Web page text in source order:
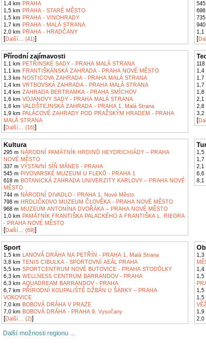
1,4 km PRAHA
1,5 km PRAHA - STARÉ MĚSTO
1,5 km PRAHA - VINOHRADY
1,7 km PRAHA - MALÁ STRANA
2,0 km PRAHA - HRADČANY
[Další... (41)]
1,1
[
Přírodní zajímavosti
1,1 km PETŘÍNSKÉ SADY - PRAHA MALÁ STRANA
1,1 km FRANTIŠKÁNSKÁ ZAHRADA - PRAHA NOVÉ MĚSTO
1,3 km NOSTICOVA ZAHRADA - PRAHA MALÁ STRANA
1,4 km VRTBOVSKÁ ZAHRADA - PRAHA MALÁ STRANA
1,4 km ZAHRADA BERTRAMKA - PRAHA SMÍCHOV
1,6 km VOJANOVY SADY - PRAHA MALÁ STRANA
1,8 km VALDŠTEJNSKÁ ZAHRADA - PRAHA 1, Malá Strana
1,9 km PALÁCOVÉ ZAHRADY POD PRAŽSKÝM HRADEM - PRAHA
MALÁ STRANA
[Další... (16)]
118
1,4
1,7
1,7
1,8
2,1
2,8
3,2
[
Kultura
295 m NÁRODNÍ PAMÁTNÍK HRDINŮ HEYDRICHIÁDY – PRAHA
NOVÉ MĚSTO
337 m VÝSTAVNÍ SÍŇ MÁNES - PRAHA
545 m PIVOVARSKÉ MUZEUM U FLEKŮ - PRAHA 1
618 m BOTANICKÁ ZAHRADA UNIVERZITY KARLOVY – PRAHA NOVÉ
MĚSTO
744 m NÁRODNÍ DIVADLO - PRAHA 1, Nové Město
798 m HRDLIČKOVO MUZEUM ČLOVĚKA - PRAHA NOVÉ MĚSTO
968 m MUZEUM ANTONÍNA DVOŘÁKA – PRAHA NOVÉ MĚSTO
1,0 km PAMÁTNÍK FRANTIŠKA PALACKÉHO A FRANTIŠKA L. RIEGRA
- PRAHA NOVÉ MĚSTO
[Další... (69)]
1,5
1,7
2,1
6,6
8,1
Sport
1,5 km LANOVÁ DRÁHA NA PETŘÍN - PRAHA 1, Malá Strana
3,8 km TENIS CIBULKA - SPORTOVNÍ AEÁL PRAHA
5,5 km SPORTCENTRUM NOVÉ BUTOVICE - PRAHA STODŮLKY
6,3 km WELLNESS CENTRUM BARRANDOV - PRAHA
6,3 km AQUADREAM BARRANDOV - PRAHA
6,7 km PŘÍRODNÍ KOUPALIŠTĚ DŽBÁN U ŠÁRKY – PRAHA
VOKOVICE
7,0 km BOBOVÁ DRÁHA V PRAZE
7,0 km BOBOVÁ DRÁHA - PRAHA 9, Vysočany
[Další... (2)]
1,3
1,4
1,5
1,5
1,5
1,9
2,0
Další možnosti regionu ...